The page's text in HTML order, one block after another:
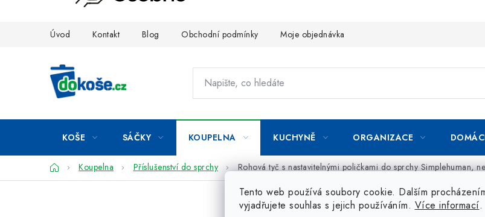
Tento web používá soubory cookie. Dalším
vyjadřujete souhlas s jejich používáním. Více informací.
Úvod Kontakt Blog Obchodní podmínky Moje objednávka
KOŠE SÁČKY KOUPELNA KUCHYNĚ ORGANIZACE
DomůKoupelna Příslušenství do sprchy Rohová tyč s nastavitelnými poličkami do sprchy Simplehuman,